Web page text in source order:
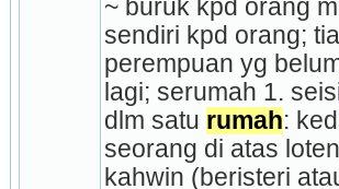
~ buruk kpd orang
sendiri kpd orang;
perempuan yg
lagi; serumah 1.
dlm satu rumah:
seorang di atas
kahwin (ber­isteri